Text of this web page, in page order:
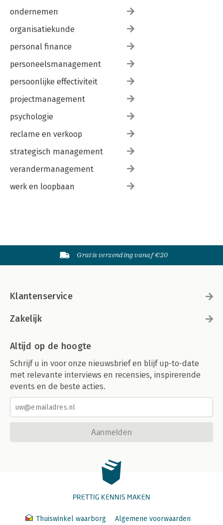
ondernemen
organisatiekunde
personal finance
personeelsmanagement
persoonlijke effectiviteit
projectmanagement
psychologie
reclame en verkoop
strategisch management
verandermanagement
werk en loopbaan
Gratis verzending vanaf €20
Klantenservice
Zakelijk
Altijd op de hoogte
Schrijf u in voor onze nieuwsbrief en blijf up-to-date
met relevante interviews en recensies, inspirerende
events en de beste acties.
Aanmelden
PRETTIG KENNIS MAKEN
Thuiswinkel waarborg Algemene voorwaarden